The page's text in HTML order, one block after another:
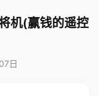
机(赢钱的遥控
日